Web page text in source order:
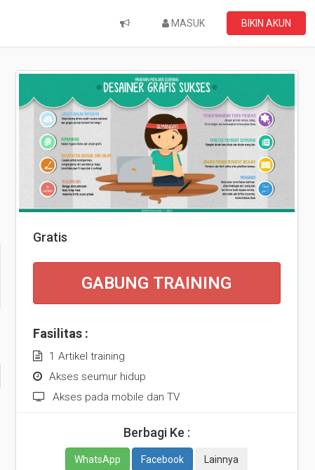
MASUK BIKIN AKUN
Gratis
GABUNG TRAINING
Fasilitas :
1 Artikel training
Akses seumur hidup
Akses pada mobile dan TV
Berbagi Ke :
WhatsApp Facebook Lainnya